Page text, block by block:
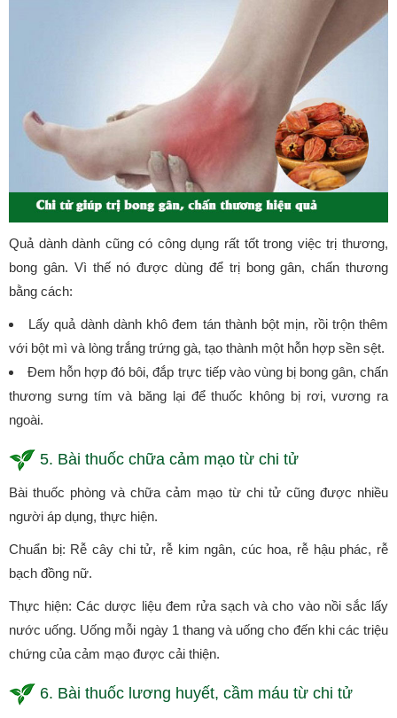
Quả dành dành cũng có công dụng rất tốt trong việc trị thương,
bong gân. Vì thế nó được dùng để trị bong gân, chấn thương
bằng cách:
Lấy quả dành dành khô đem tán thành bột mịn, rồi trộn thêm
với bột mì và lòng trắng trứng gà, tạo thành một hỗn hợp sền sệt.
Đem hỗn hợp đó bôi, đắp trực tiếp vào vùng bị bong gân, chấn
thương sưng tím và băng lại để thuốc không bị rơi, vương ra
ngoài.
5. Bài thuốc chữa cảm mạo từ chi tử
Bài thuốc phòng và chữa cảm mạo từ chi tử cũng được nhiều
người áp dụng, thực hiện.
Chuẩn bị: Rễ cây chi tử, rễ kim ngân, cúc hoa, rễ hậu phác, rễ
bạch đồng nữ.
Thực hiện: Các dược liệu đem rửa sạch và cho vào nồi sắc lấy
nước uống. Uống mỗi ngày 1 thang và uống cho đến khi các triệu
chứng của cảm mạo được cải thiện.
6. Bài thuốc lương huyết, cầm máu từ chi tử